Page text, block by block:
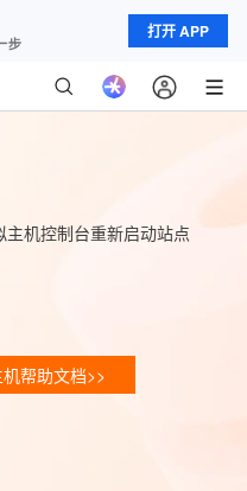
打开 APP
机控制台重新启动站点
帮助文档>>